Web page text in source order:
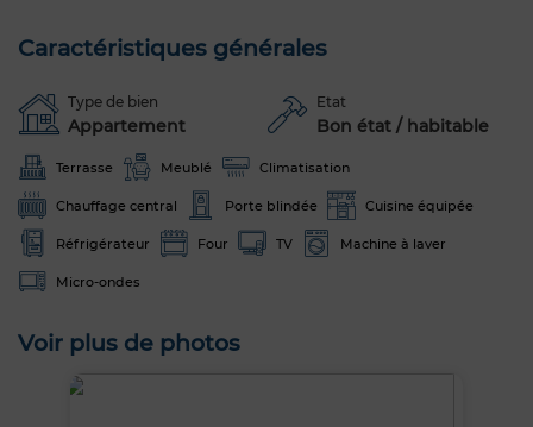
Caractéristiques générales
Type de bien
Appartement
Etat
Bon état / habitable
Terrasse Meublé Climatisation
Chauffage central Porte blindée Cuisine équipée
Réfrigérateur Four TV Machine à laver
Micro-ondes
Voir plus de photos